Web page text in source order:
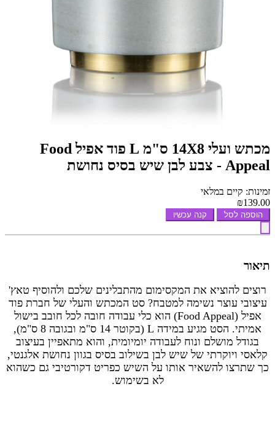
מכתש ועלי 14X8 ס"מ L פוד אפיל Food
Appeal - צבע לבן שיש בסיס נחושת
זמינות: קיים במלאי
₪139.00
הוספה לסל קנה עכשיו
תיאור
רוצים להוציא את המקסימום מהתבלינים שלכם ולהוסיף טאץ'
עיצובי עוצר נשימה למטבח? סט המכתש והעלי של חברת פוד
אפיל (Food Appeal) הוא כלי עבודה חובה לכל חובב בישול
אמיתי. הסט מגיע במידה L (בקוטר 14 ס"מ ובגובה 8 ס"מ),
בגודל מושלם ונוח לעבודה יומיומית, והוא מתאפיין בעיצוב
קלאסי ויוקרתי של שיש לבן בשילוב בסיס בגוון נחושת אלגנטי,
כך שתרצו להשאיר אותו על השיש כפריט דקורטיבי גם כשהוא
לא בשימוש.